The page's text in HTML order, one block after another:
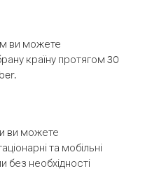
ви можете
країну протягом 30
ви можете
та мобільні
необхідності